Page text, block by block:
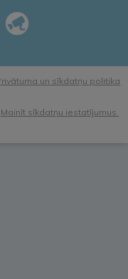
un sīkdatņu politika
Mainīt sīkdatņu iestatījumus.